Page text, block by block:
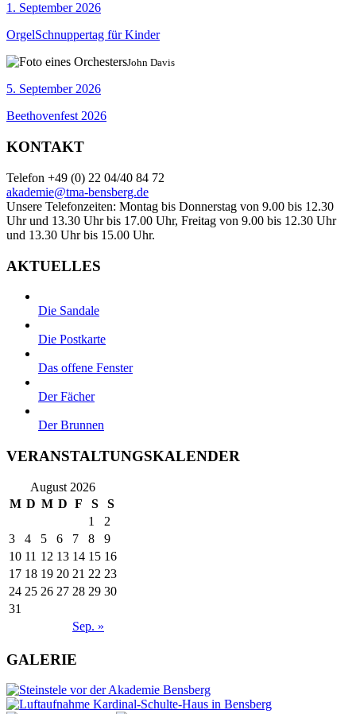
1. September 2026
OrgelSchnuppertag für Kinder
John Davis
5. September 2026
Beethovenfest 2026
KONTAKT
Telefon +49 (0) 22 04/40 84 72
akademie@tma-bensberg.de
Unsere Telefonzeiten: Montag bis Donnerstag von 9.00 bis 12.30
Uhr und 13.30 Uhr bis 17.00 Uhr, Freitag von 9.00 bis 12.30 Uhr
und 13.30 Uhr bis 15.00 Uhr.
AKTUELLES
Die Sandale
Die Postkarte
Das offene Fenster
Der Fächer
Der Brunnen
VERANSTALTUNGSKALENDER
August 2026
M D M D F S S
Sep. »
1
2
3
4 5 6 7 8
9
10 11 12 13 14 15 16
17 18 19 20 21 22 23
24 25 26 27 28 29 30
31
GALERIE